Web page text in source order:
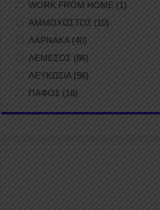
WORK FROM HOME (1)
ΑΜΜΟΧΩΣΤΟΣ (10)
ΛΑΡΝΑΚΑ(40)
ΛΕΜΕΣΟΣ (86)
ΛΕΥΚΩΣΙΑ (96)
ΠΑΦΟΣ (16)